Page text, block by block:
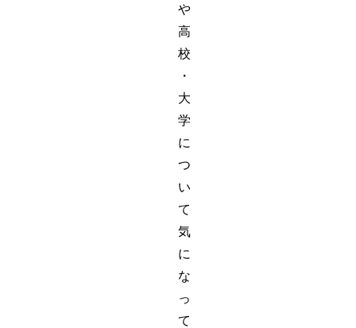
や
高
校
・
大
学
に
つ
い
て
気
に
な
っ
て